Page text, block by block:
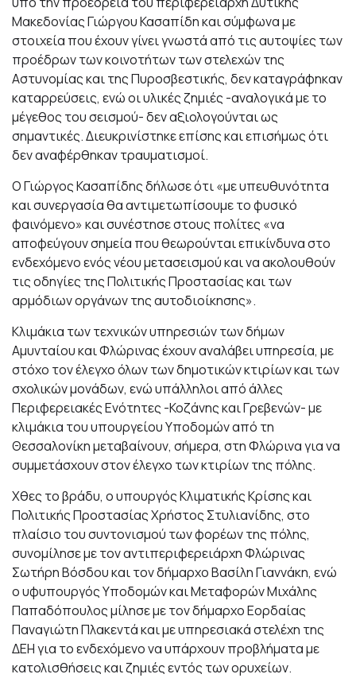
Μακεδονίας Γιώργου Κασαπίδη και σύμφωνα με
στοιχεία που έχουν γίνει γνωστά από τις αυτοψίες των
προέδρων των κοινοτήτων των στελεχών της
Αστυνομίας και της Πυροσβεστικής, δεν καταγράφηκαν
καταρρεύσεις, ενώ οι υλικές ζημιές -αναλογικά με το
μέγεθος του σεισμού- δεν αξιολογούνται ως
σημαντικές. Διευκρινίστηκε επίσης και επισήμως ότι
δεν αναφέρθηκαν τραυματισμοί.
Ο Γιώργος Κασαπίδης δήλωσε ότι «με υπευθυνότητα
και συνεργασία θα αντιμετωπίσουμε το φυσικό
φαινόμενο» και συνέστησε στους πολίτες «να
αποφεύγουν σημεία που θεωρούνται επικίνδυνα στο
ενδεχόμενο ενός νέου μετασεισμού και να ακολουθούν
τις οδηγίες της Πολιτικής Προστασίας και των
αρμόδιων οργάνων της αυτοδιοίκησης».
Κλιμάκια των τεχνικών υπηρεσιών των δήμων
Αμυνταίου και Φλώρινας έχουν αναλάβει υπηρεσία, με
στόχο τον έλεγχο όλων των δημοτικών κτιρίων και των
σχολικών μονάδων, ενώ υπάλληλοι από άλλες
Περιφερειακές Ενότητες -Κοζάνης και Γρεβενών- με
κλιμάκια του υπουργείου Υποδομών από τη
Θεσσαλονίκη μεταβαίνουν, σήμερα, στη Φλώρινα για να
συμμετάσχουν στον έλεγχο των κτιρίων της πόλης.
Χθες το βράδυ, ο υπουργός Κλιματικής Κρίσης και
Πολιτικής Προστασίας Χρήστος Στυλιανίδης, στο
πλαίσιο του συντονισμού των φορέων της πόλης,
συνομίλησε με τον αντιπεριφερειάρχη Φλώρινας
Σωτήρη Βόσδου και τον δήμαρχο Βασίλη Γιαννάκη, ενώ
ο υφυπουργός Υποδομών και Μεταφορών Μιχάλης
Παπαδόπουλος μίλησε με τον δήμαρχο Εορδαίας
Παναγιώτη Πλακεντά και με υπηρεσιακά στελέχη της
ΔΕΗ για το ενδεχόμενο να υπάρχουν προβλήματα με
κατολισθήσεις και ζημιές εντός των ορυχείων.